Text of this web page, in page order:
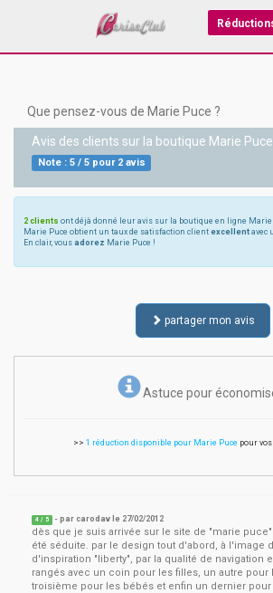
Que pensez-vous de Marie Puce ?
Avis des clients sur la boutique Marie Puce
Note : 5/ 5pour 2avis
2 clients ont déjà donné leur avis sur la boutique en ligne Marie
Marie Puce obtient un taux de satisfaction client excellent avec
En clair, vous adorez Marie Puce !
partager mon avis
Astuce pour
>> 1 réduction disponible pour Marie Puce pour
4 / 5 - parcarodav le 27/02/2012
dès que je suis arrivée sur le site de "marie
été séduite. par le design tout d'abord, à l'image
d'inspiration "liberty", par la qualité de navigation
rangés avec un coin pour les filles, un autre pour
troisième pour les bébés et enfin un dernier